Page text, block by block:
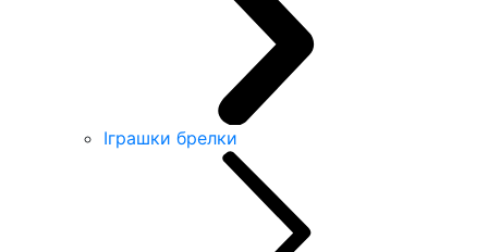
Іграшки брелки